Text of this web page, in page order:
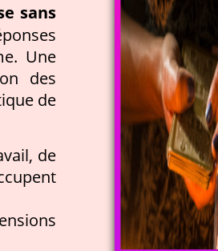
sans
Une
des
de
de